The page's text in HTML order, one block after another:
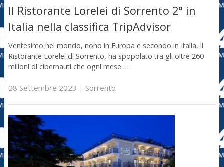
Il Ristorante Lorelei di Sorrento 2° in
Italia nella classifica TripAdvisor
Ventesimo nel mondo, nono in Europa e secondo in Italia, il
Ristorante Lorelei di Sorrento, ha spopolato tra gli oltre 260
milioni di cibernauti che ogni mese …
28 Settembre 2023 | Sorrento